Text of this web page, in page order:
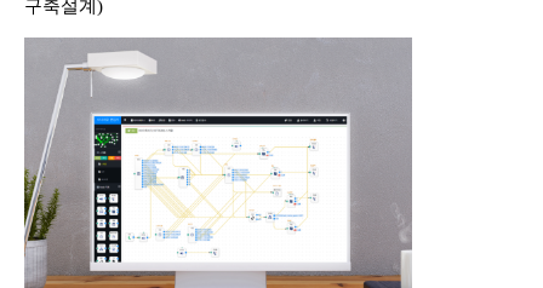
구축설계)